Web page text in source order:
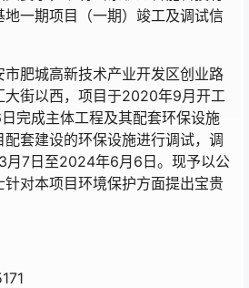
地一期项目（一期）竣工及调试信
肥城高新技术产业开发区创业路
大街以西，项目于2020年9月开工
完成主体工程及其配套环保设施
套建设的环保设施进行调试，调
月7日至2024年6月6日。现予以公
对本项目环境保护方面提出宝贵